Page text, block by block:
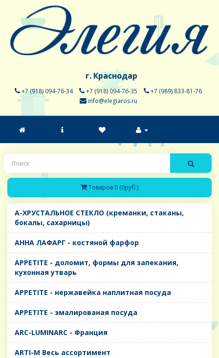
г. Краснодар
+7 (918) 094-76-34 +7 (918) 094-76-35
+7 (989) 833-81-76
info@elegiaros.ru
Товаров 0 (0руб.)
A-ХРУСТАЛЬНОЕ СТЕКЛО (креманки, стаканы,
бокалы, сахарницы)
AHHA ЛАФАРГ - костяной фарфор
APPETITE - доломит, формы для запекания,
кухонная утварь
APPETITE - нержавейка наплитная посуда
APPETITE - эмалированая посуда
ARC-LUMINARC - Франция
ARTI-M Весь ассортимент